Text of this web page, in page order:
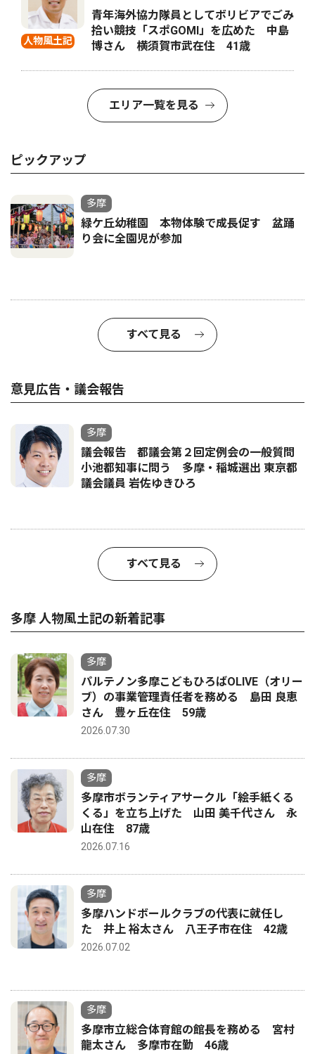
人物風土記
青年海外協力隊員としてボリビアでごみ
拾い競技「スポGOMI」を広めた 中島
博さん 横須賀市武在住 41歳
エリア一覧を見る
ピックアップ
多摩
緑ケ丘幼稚園 本物体験で成長促す 盆踊
り会に全園児が参加
すべて見る
意見広告・議会報告
多摩
議会報告 都議会第２回定例会の一般質問
小池都知事に問う 多摩・稲城選出 東京都
議会議員 岩佐ゆきひろ
すべて見る
多摩 人物風土記の新着記事
多摩
パルテノン多摩こどもひろばOLIVE（オリー
ブ）の事業管理責任者を務める 島田 良恵
さん 豊ヶ丘在住 59歳
2026.07.30
多摩
多摩市ボランティアサークル「絵手紙くる
くる」を立ち上げた 山田 美千代さん 永
山在住 87歳
2026.07.16
多摩
多摩ハンドボールクラブの代表に就任し
た 井上 裕太さん 八王子市在住 42歳
2026.07.02
多摩
多摩市立総合体育館の館長を務める 宮村
龍太さん 多摩市在勤 46歳